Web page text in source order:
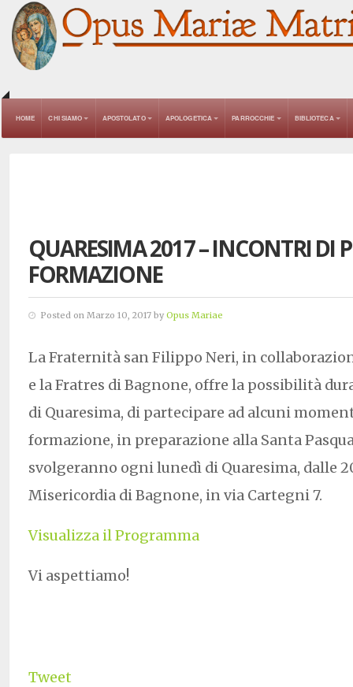
HOME CHI SIAMO APOSTOLATO APOLOGETICA PARROCCHIE BIBLIOTECA
QUARESIMA 2017 – INCONTRI DI
FORMAZIONE
Posted on Marzo 10, 2017 by Opus Mariae
La Fraternità san Filippo Neri, in
e la Fratres di Bagnone, offre la possibilità
di Quaresima, di partecipare ad alcuni
formazione, in preparazione alla Santa
svolgeranno ogni lunedì di Quaresima, dalle
Misericordia di Bagnone, in via Cartegni 7.
Visualizza il Programma
Vi aspettiamo!
Tweet